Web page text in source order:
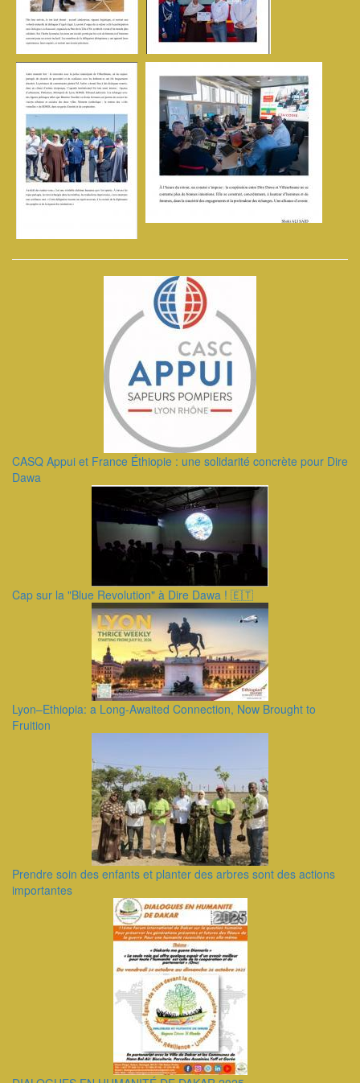
CASQ Appui et France Éthiopie : une solidarité concrète pour Dire
Dawa
Cap sur la "Blue Revolution" à Dire Dawa ! 🇪🇹
Lyon–Ethiopia: a Long-Awaited Connection, Now Brought to
Fruition
Prendre soin des enfants et planter des arbres sont des actions
importantes